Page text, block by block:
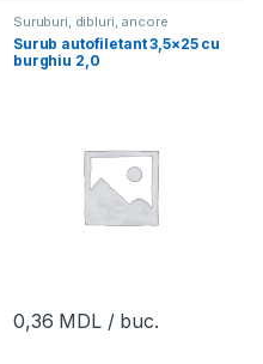
Suruburi, dibluri, ancore
Surub autofiletant 3,5×25 cu
burghiu 2,0
0,36 MDL/ buc.